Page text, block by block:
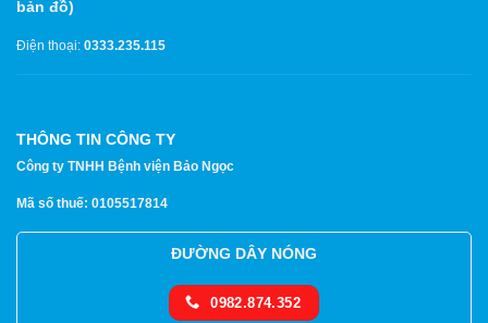
bản đồ)
Điện thoại: 0333.235.115
THÔNG TIN CÔNG TY
Công ty TNHH Bệnh viện Bảo Ngọc
Mã số thuế: 0105517814
ĐƯỜNG DÂY NÓNG
0982.874.352